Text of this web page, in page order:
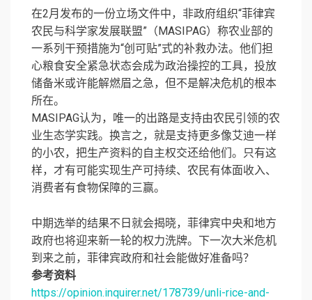
在2月发布的一份立场文件中，非政府组织“菲律宾
农民与科学家发展联盟”（MASIPAG）称农业部的
一系列干预措施为“创可贴”式的补救办法。他们担
心粮食安全紧急状态会成为政治操控的工具，投放
储备米或许能解燃眉之急，但不是解决危机的根本
所在。
MASIPAG认为，唯一的出路是支持由农民引领的农
业生态学实践。换言之，就是支持更多像艾迪一样
的小农，把生产资料的自主权交还给他们。只有这
样，才有可能实现生产可持续、农民有体面收入、
消费者有食物保障的三赢。
中期选举的结果不日就会揭晓，菲律宾中央和地方
政府也将迎来新一轮的权力洗牌。下一次大米危机
到来之前，菲律宾政府和社会能做好准备吗？
参考资料
https://opinion.inquirer.net/178739/unli-rice-and-